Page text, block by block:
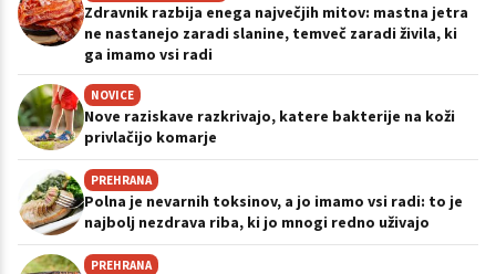
Zdravnik razbija enega največjih mitov: mastna jetra
ne nastanejo zaradi slanine, temveč zaradi živila, ki
ga imamo vsi radi
NOVICE
Nove raziskave razkrivajo, katere bakterije na koži
privlačijo komarje
PREHRANA
Polna je nevarnih toksinov, a jo imamo vsi radi: to je
najbolj nezdrava riba, ki jo mnogi redno uživajo
PREHRANA